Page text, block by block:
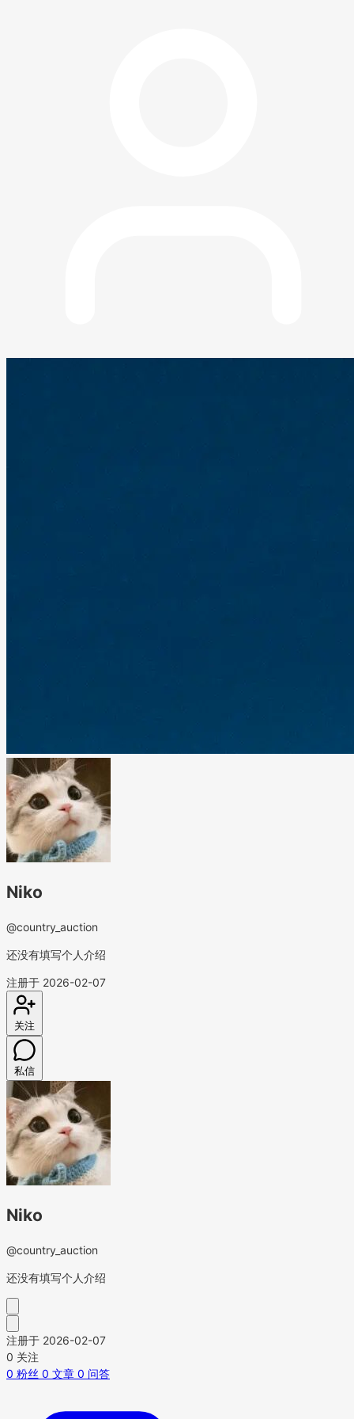
Niko
@country_auction
还没有填写个人介绍
注册于 2026-02-07
关注
私信
Niko
@country_auction
还没有填写个人介绍
注册于 2026-02-07
0 关注
0 粉丝 0 文章 0 问答